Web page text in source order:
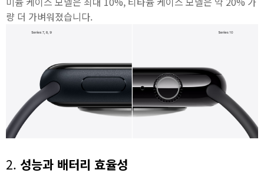
량 더 가벼워졌습니다.
2. 성능과 배터리 효율성